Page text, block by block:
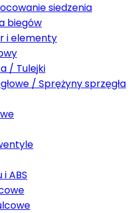
siedzenia
biegów
i elementy
/ Tulejki
/ Sprężyny sprzęgła
ABS